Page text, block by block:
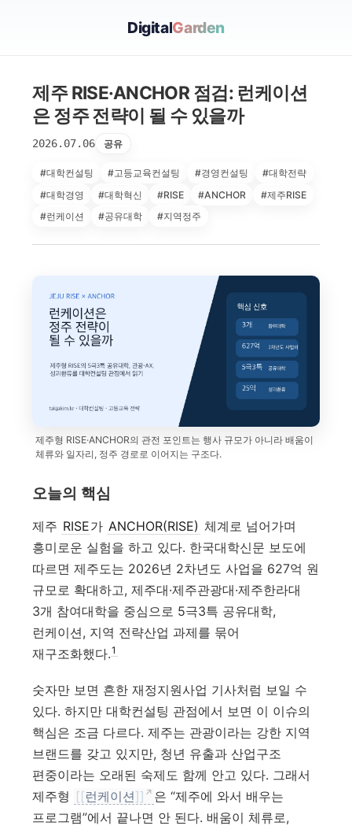
DigitalGarden
제주 RISE·ANCHOR 점검: 런케이션
은 정주 전략이 될 수 있을까
2026.07.06 공유
#대학컨설팅 #고등교육컨설팅 #경영컨설팅
#대학전략
#대학경영
#대학혁신 #RISE #ANCHOR
#제주RISE
#런케이션
#공유대학 #지역정주
제주형 RISE·ANCHOR의 관전 포인트는 행사 규모가 아니라 배움이
체류와 일자리, 정주 경로로 이어지는 구조다.
오늘의 핵심
제주 RISE가 ANCHOR(RISE) 체계로 넘어가며
흥미로운 실험을 하고 있다. 한국대학신문 보도에
따르면 제주도는 2026년 2차년도 사업을 627억 원
규모로 확대하고, 제주대·제주관광대·제주한라대
3개 참여대학을 중심으로 5극3특 공유대학,
런케이션, 지역 전략산업 과제를 묶어
재구조화했다.1
숫자만 보면 흔한 재정지원사업 기사처럼 보일 수
있다. 하지만 대학컨설팅 관점에서 보면 이 이슈의
핵심은 조금 다르다. 제주는 관광이라는 강한 지역
브랜드를 갖고 있지만, 청년 유출과 산업구조
편중이라는 오래된 숙제도 함께 안고 있다. 그래서
제주형 [[런케이션]]
은 “제주에 와서 배우는
프로그램”에서 끝나면 안 된다. 배움이 체류로,